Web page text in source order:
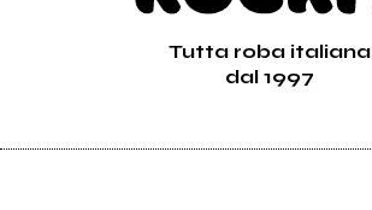
Tutta roba italiana
dal 1997